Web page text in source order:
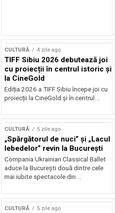
CULTURĂ 4 zile ago
TIFF Sibiu 2026 debutează joi
cu proiecții în centrul istoric și
la CineGold
Ediția 2026 a TIFF Sibiu începe joi cu
proiecții la CineGold și în centrul...
CULTURĂ 5 zile ago
„Spărgătorul de nuci” și „Lacul
lebedelor” revin la București
Compania Ukrainian Classical Ballet
aduce la București două dintre cele
mai iubite spectacole din...
CULTURĂ 5 zile ago